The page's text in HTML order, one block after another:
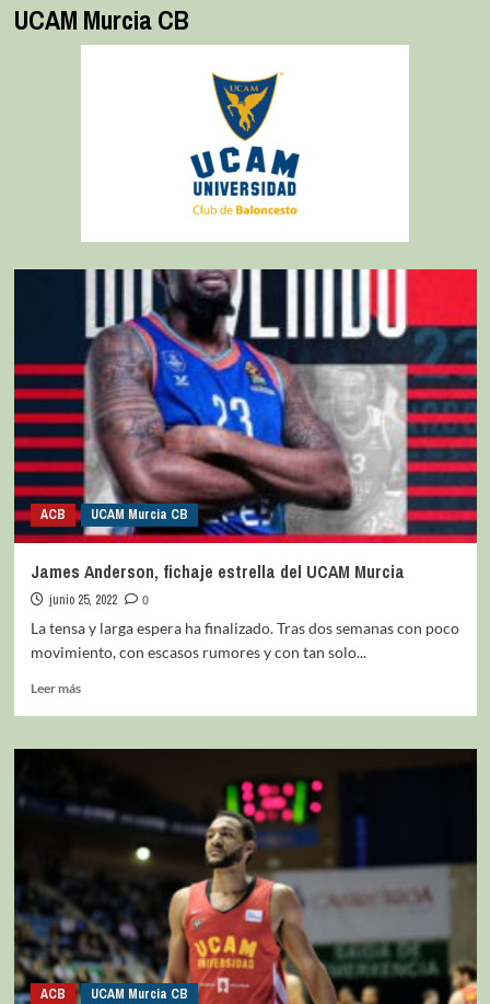
UCAM Murcia CB
ACB UCAM Murcia CB
James Anderson, fichaje estrella del UCAM Murcia
junio 25, 2022
0
La tensa y larga espera ha finalizado. Tras dos semanas con poco
movimiento, con escasos rumores y con tan solo...
Leer más
ACB UCAM Murcia CB